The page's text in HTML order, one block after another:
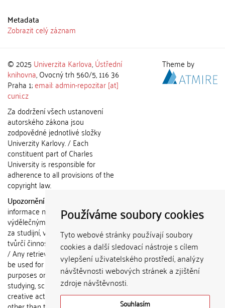
Používáme soubory cookies
Tyto webové stránky používají soubory
cookies a další sledovací nástroje s cílem
vylepšení uživatelského prostředí, analýzy
návštěvnosti webových stránek a zjištění
zdroje návštěvnosti.
Souhlasím
Metadata
Zobrazit celý záznam
© 2025 Univerzita Karlova,Ústřední
knihovna, Ovocný trh 560/5, 116 36
Praha 1;email: admin-repozitar [at]
cuni.cz
Za dodržení všech ustanovení
autorského zákona jsou
zodpovědné jednotlivé složky
Univerzity Karlovy. / Each
constituent part of Charles
University is responsible for
adherence to all provisions of the
copyright law.
Upozornění / Notice:
informace nemohou být použity k
výdělečným účelům nebo vydávány
za studijní, vědeckou nebo jinou
tvůrčí činnost jiné osoby než autora.
/ Any retrieved information shall not
be used for any commercial
purposes or claimed as results of
studying, scientific or any other
creative activities of any person
Theme by